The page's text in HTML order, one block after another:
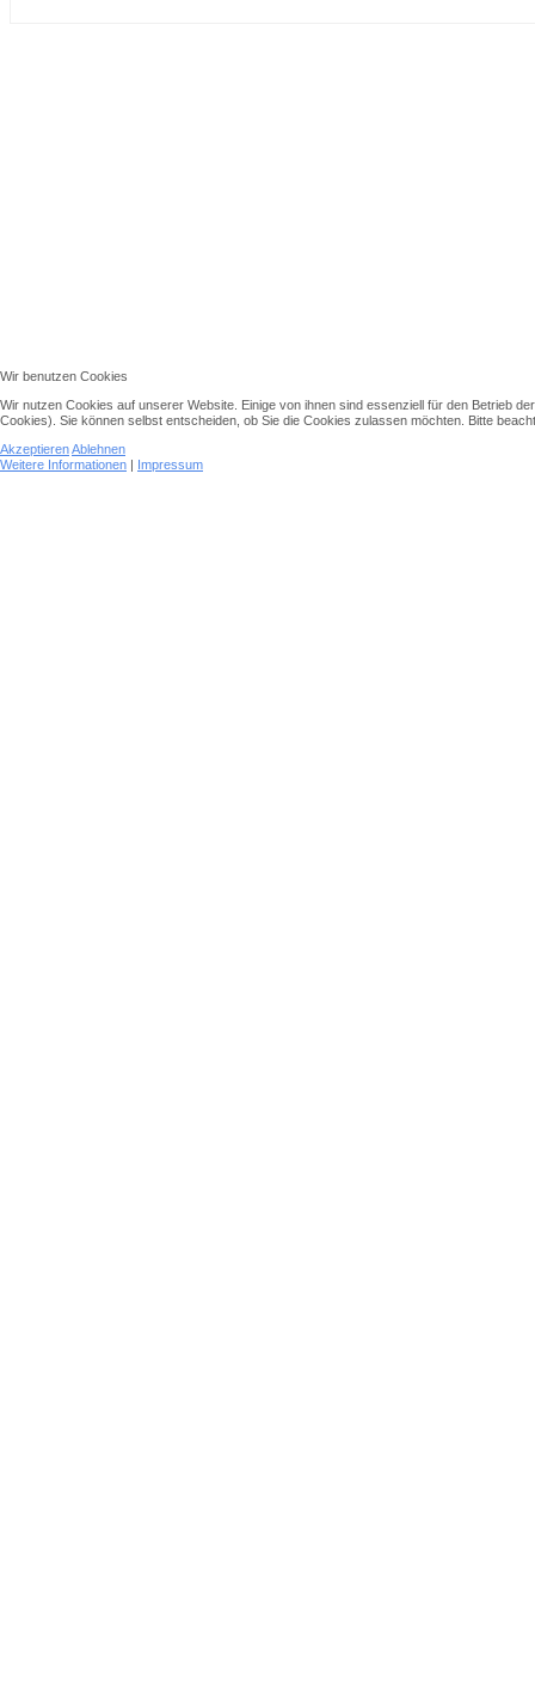
Wir benutzen Cookies
Wir nutzen Cookies auf unserer Website. Einige von ihnen sind essenziell für den Betrieb
Cookies). Sie können selbst entscheiden, ob Sie die Cookies zulassen möchten. Bitte
AkzeptierenAblehnen
Weitere Informationen | Impressum